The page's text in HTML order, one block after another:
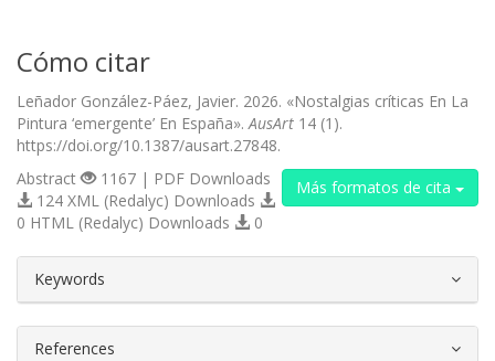
Cómo citar
Leñador González-Páez, Javier. 2026. «Nostalgias críticas En La
Pintura ‘emergente’ En España».AusArt 14 (1).
https://doi.org/10.1387/ausart.27848.
Más formatos de cita
Abstract
1167 | PDF Downloads
124 XML (Redalyc) Downloads
0 HTML (Redalyc) Downloads
0
Keywords
References